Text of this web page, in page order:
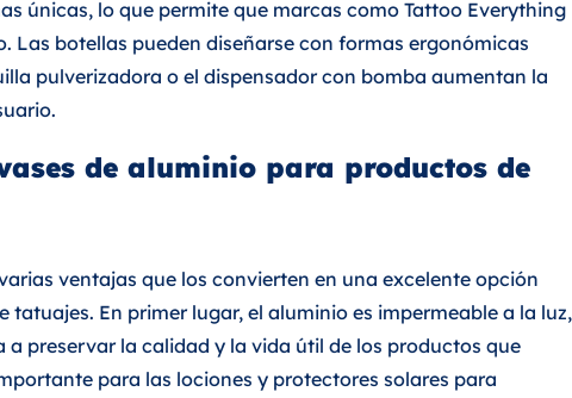
únicas, lo que permite que marcas como Tattoo Everything
Las botellas pueden diseñarse con formas ergonómicas
pulverizadora o el dispensador con bomba aumentan la
de aluminio para productos de
ventajas que los convierten en una excelente opción
En primer lugar, el aluminio es impermeable a la luz,
a preservar la calidad y la vida útil de los productos que
para las lociones y protectores solares para